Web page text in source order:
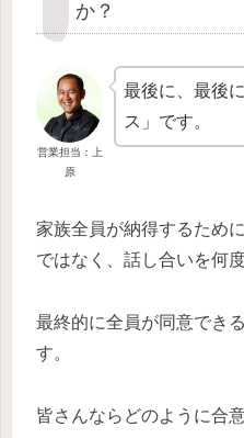
か？
営業担当：上
原
最後に、最後
ス」です。
家族全員が納得するため
ではなく、話し合いを何度
最終的に全員が同意でき
す。
皆さんならどのように合